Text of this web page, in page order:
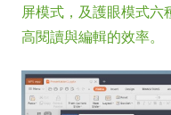
屏模式，及護眼模式
高閱讀與編輯的效率。